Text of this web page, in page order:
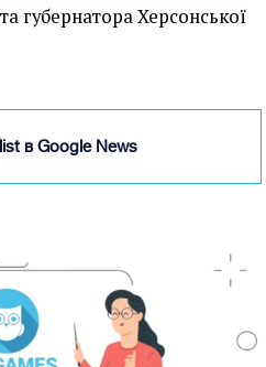
губернатора Херсонської
в Google News